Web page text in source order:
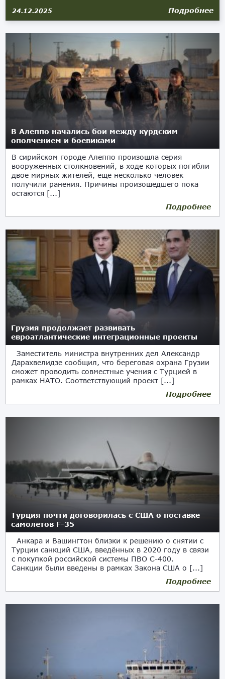
24.12.2025 Подробнее
В Алеппо начались бои между курдским
ополчением и боевиками
В сирийском городе Алеппо произошла серия
вооружённых столкновений, в ходе которых погибли
двое мирных жителей, ещё несколько человек
получили ранения. Причины произошедшего пока
остаются [...]
Подробнее
Грузия продолжает развивать
евроатлантические интеграционные проекты
Заместитель министра внутренних дел Александр
Дарахвелидзе сообщил, что береговая охрана Грузии
сможет проводить совместные учения с Турцией в
рамках НАТО. Соответствующий проект [...]
Подробнее
Турция почти договорилась с США о поставке
самолетов F-35
Анкара и Вашингтон близки к решению о снятии с
Турции санкций США, введённых в 2020 году в связи
с покупкой российской системы ПВО С-400.
Санкции были введены в рамках Закона США о [...]
Подробнее